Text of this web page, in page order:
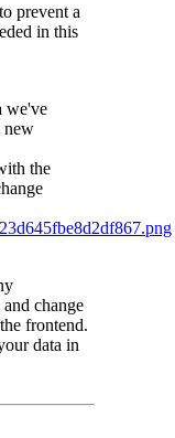
prevent a
in this
we've
new
the
change
frontend.
data in